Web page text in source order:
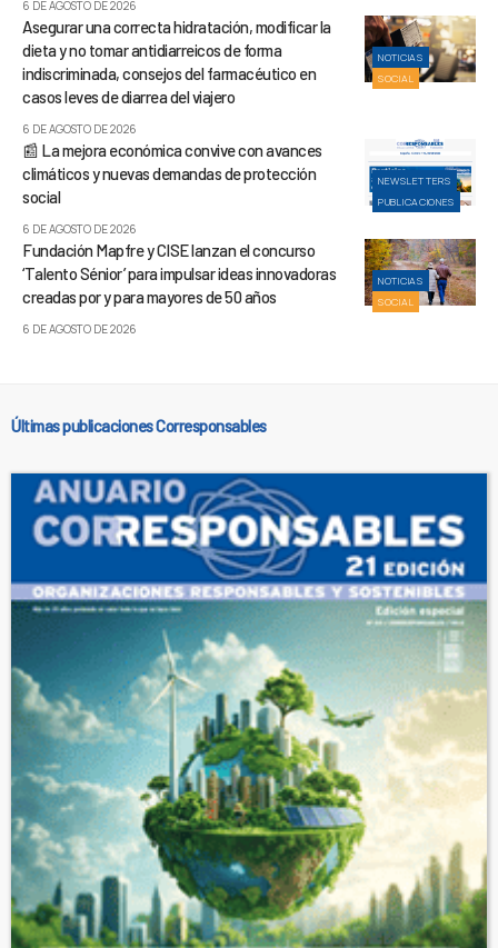
6 DE AGOSTO DE 2026
NOTICIAS
SOCIAL
Asegurar una correcta hidratación, modificar la
dieta y no tomar antidiarreicos de forma
indiscriminada, consejos del farmacéutico en
casos leves de diarrea del viajero
6 DE AGOSTO DE 2026
NEWSLETTERS
PUBLICACIONES
📰 La mejora económica convive con avances
climáticos y nuevas demandas de protección
social
6 DE AGOSTO DE 2026
NOTICIAS
SOCIAL
Fundación Mapfre y CISE lanzan el concurso
‘Talento Sénior’ para impulsar ideas innovadoras
creadas por y para mayores de 50 años
6 DE AGOSTO DE 2026
Últimas publicaciones Corresponsables